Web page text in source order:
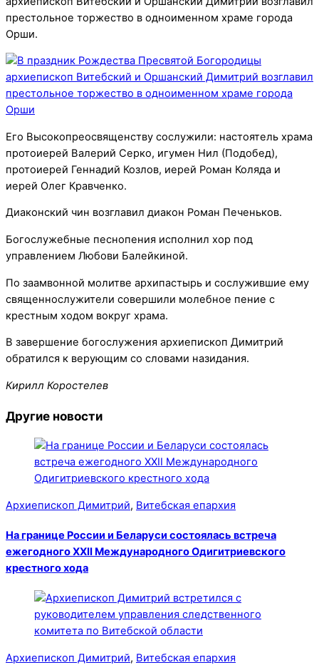
престольное торжество в одноименном храме города
Орши.
Его Высокопреосвященству сослужили: настоятель храма
протоиерей Валерий Серко, игумен Нил (Подобед),
протоиерей Геннадий Козлов, иерей Роман Коляда и
иерей Олег Кравченко.
Диаконский чин возглавил диакон Роман Печеньков.
Богослужебные песнопения исполнил хор под
управлением Любови Балейкиной.
По заамвонной молитве архипастырь и сослужившие ему
священнослужители совершили молебное пение с
крестным ходом вокруг храма.
В завершение богослужения архиепископ Димитрий
обратился к верующим со словами назидания.
Кирилл Коростелев
Другие новости
Архиепископ Димитрий, Витебская епархия
На границе России и Беларуси состоялась встреча
ежегодного XXII Международного Одигитриевского
крестного хода
Архиепископ Димитрий, Витебская епархия